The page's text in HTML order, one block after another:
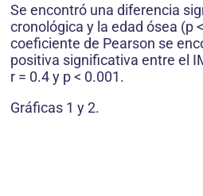
Se encontró una diferencia
cronológica y la edad ósea (p
coeficiente de Pearson se
positiva significativa entre el
r = 0.4 y p < 0.001.
Gráficas 1 y 2.